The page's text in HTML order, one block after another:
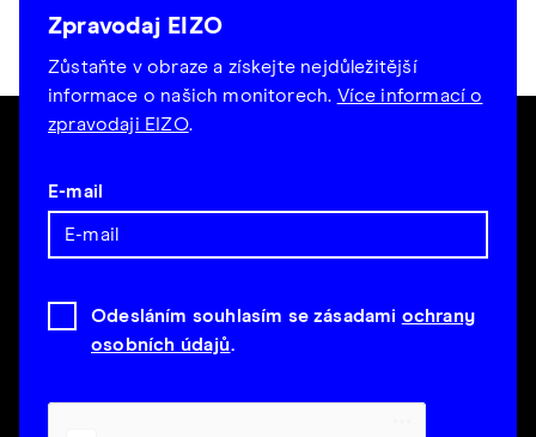
Zpravodaj EIZO
Zůstaňte v obraze a získejte nejdůležitější
informace o našich monitorech. Více informací o
zpravodaji EIZO.
E-mail
Odesláním souhlasím se zásadami ochrany
osobních údajů.